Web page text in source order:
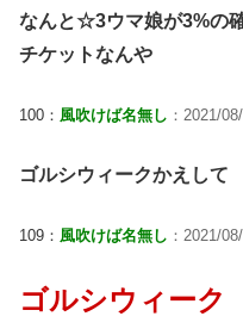
なんと☆3ウマ娘が3%の
チケットなんや
100： 風吹けば名無し ：2021/
ゴルシウィークかえして
109： 風吹けば名無し ：2021/
ゴルシウィー